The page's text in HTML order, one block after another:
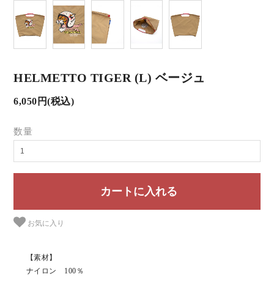
HELMETTO TIGER (L) ベージュ
6,050円(税込)
数量
お気に入り
【素材】
ナイロン 100％